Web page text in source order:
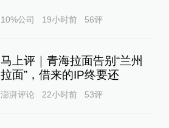
10%公司 19小时前 56评
马上评｜青海拉面告别“兰州
拉面”，借来的IP终要还
澎湃评论 22小时前 53评